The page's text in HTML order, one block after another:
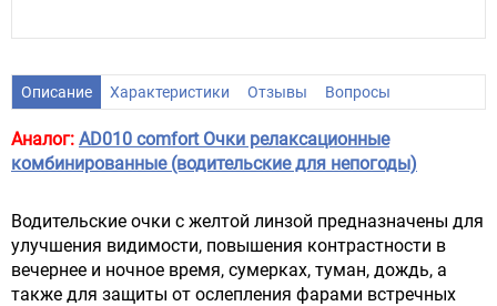
Описание Характеристики Отзывы Вопросы
Аналог: AD010 comfort Очки релаксационные
комбинированные (водительские для непогоды)
Водительские очки с желтой линзой предназначены для
улучшения видимости, повышения контрастности в
вечернее и ночное время, сумерках, туман, дождь, а
также для защиты от ослепления фарами встречных